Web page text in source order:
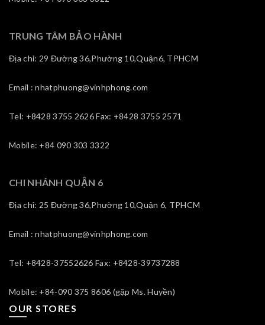
TRUNG TÂM BẢO HÀNH
Địa chỉ: 29 Đường 36,Phường 10,Quận6, TPHCM
Email : nhatphuong@vinhphong.com
Tel: +8428 3755 2626 Fax: +8428 3755 2571
Mobile: +84 090 303 3322
CHI NHÁNH QUẬN 6
Địa chỉ: 25 Đường 36,Phường 10,Quận 6, TPHCM
Email : nhatphuong@vinhphong.com
Tel: +8428-37552626 Fax: +8428-39737288
Mobile: +84-090 375 8606 (gặp Ms. Huyền)
OUR STORES